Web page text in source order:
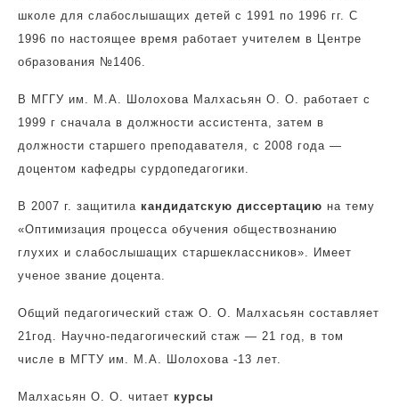
школе для слабослышащих детей с 1991 по 1996 гг. С
1996 по настоящее время работает учителем в Центре
образования №1406.
В МГГУ им. М.А. Шолохова Малхасьян О. О. работает с
1999 г сначала в должности ассистента, затем в
должности старшего преподавателя, с 2008 года —
доцентом кафедры сурдопедагогики.
В 2007 г. защитила кандидатскую диссертацию на тему
«Оптимизация процесса обучения обществознанию
глухих и слабослышащих старшеклассников». Имеет
ученое звание доцента.
Общий педагогический стаж О. О. Малхасьян составляет
21год. Научно-педагогический стаж — 21 год, в том
числе в МГТУ им. М.А. Шолохова -13 лет.
Малхасьян О. О. читает курсы